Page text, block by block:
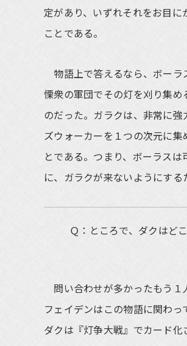
定があり、いずれそれをお目
ことである。
物語上で答えるなら、ボーラ
慄衆の軍団でその灯を刈り集
のだった。ガラクは、非常に
ズウォーカーを１つの次元に
とである。つまり、ボーラス
に、ガラクが来ないようにす
Ｑ：ところで、ダクはど
問い合わせが多かったもう１
フェイデンはこの物語に関わ
ダクは『灯争大戦』でカード